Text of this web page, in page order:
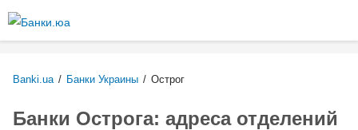
содержанию
Banki.ua / Банки Украины / Острог
Банки Острога: адреса отделений